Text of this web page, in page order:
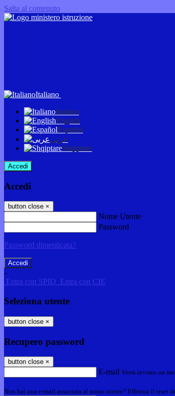
Salta al contenuto
Italiano
Italiano
English
Español
عربى
Shqiptare
Accedi
Accedi
button close ×
Nome Utente
Password
Password dimenticata?
-
Entra con SPID Entra con CIE
Seleziona utente
button close ×
Recupero password
button close ×
E-mail Verrà inviato un
Non hai una e-mail associata al nome utente? Effettua il reset